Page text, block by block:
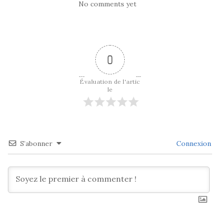
No comments yet
0
Évaluation de l'artic
le
S’abonner Connexion